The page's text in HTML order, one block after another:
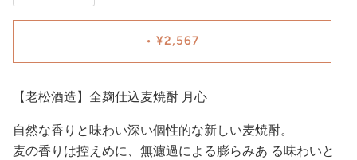
• ¥2,567
【老松酒造】全麹仕込麦焼酎 月心
自然な香りと味わい深い個性的な新しい麦焼酎。
麦の香りは控えめに、無濾過による膨らみあ る味わいと